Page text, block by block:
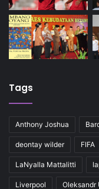
Tags
Anthony Joshua
deontay wilder FIFA
LaNyalla Mattalitti
Liverpool Oleksandr